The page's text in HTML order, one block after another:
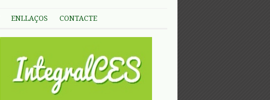
ENLLAÇOS CONTACTE